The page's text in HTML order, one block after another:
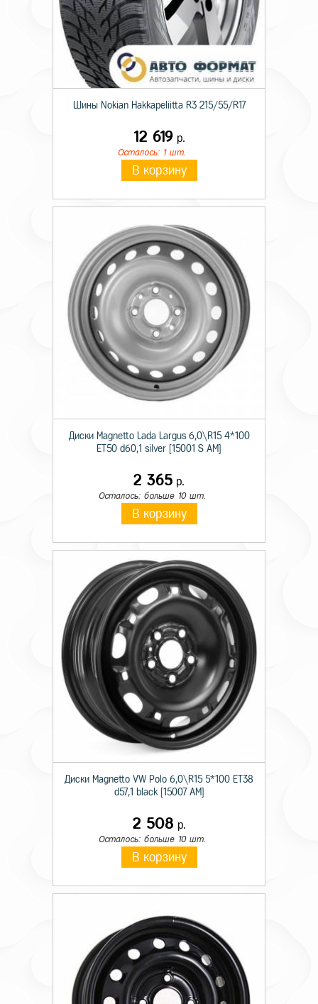
Шины Nokian Hakkapeliitta R3 215/55/R17
12 619р.
Осталось: 1 шт.
В корзину
Диски Magnetto Lada Largus 6,0\R15 4*100
ET50 d60,1 silver [15001 S AM]
2 365 р.
Осталось: больше 10 шт.
В корзину
Диски Magnetto VW Polo 6,0\R15 5*100 ET38
d57,1 black [15007 AM]
2 508 р.
Осталось: больше 10 шт.
В корзину